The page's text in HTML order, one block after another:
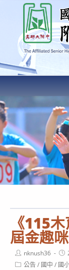
內
容
國立高雄師範
High
AFFILIATED
《115
屆金趣
Post
author:
nknush36
Post公告/ 國中 / 國